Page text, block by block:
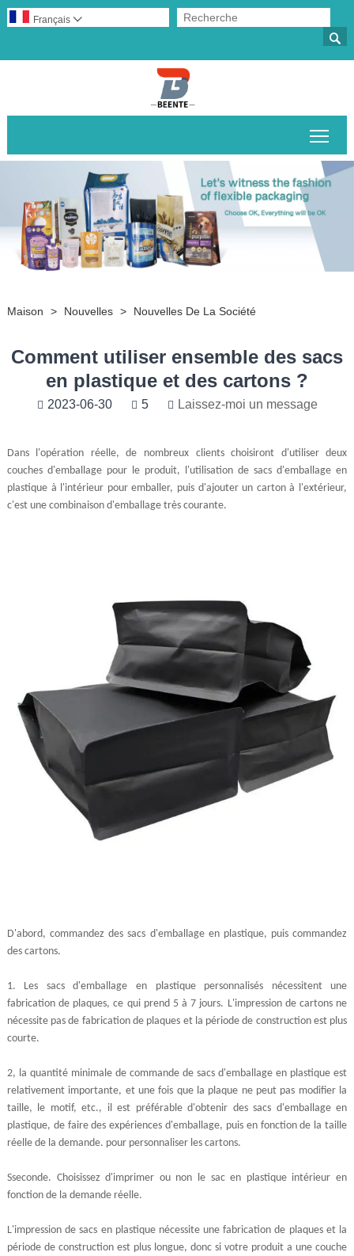

Français 
Maison > Nouvelles > Nouvelles De La Société
Comment utiliser ensemble des sacs
en plastique et des cartons ?
2023-06-30 5 Laissez-moi un message
Dans l'opération réelle, de nombreux clients choisiront d'utiliser deux
couches d'emballage pour le produit, l'utilisation de sacs d'emballage en
plastique à l'intérieur pour emballer, puis d'ajouter un carton à l'extérieur,
c'est une combinaison d'emballage très courante.
D'abord, commandez des sacs d'emballage en plastique, puis commandez
des cartons.
1. Les sacs d'emballage en plastique personnalisés nécessitent une
fabrication de plaques, ce qui prend 5 à 7 jours. L'impression de cartons ne
nécessite pas de fabrication de plaques et la période de construction est plus
courte.
2, la quantité minimale de commande de sacs d'emballage en plastique est
relativement importante, et une fois que la plaque ne peut pas modifier la
taille, le motif, etc., il est préférable d'obtenir des sacs d'emballage en
plastique, de faire des expériences d'emballage, puis en fonction de la taille
réelle de la demande. pour personnaliser les cartons.
Sseconde. Choisissez d'imprimer ou non le sac en plastique intérieur en
fonction de la demande réelle.
L'impression de sacs en plastique nécessite une fabrication de plaques et la
période de construction est plus longue, donc si votre produit a une couche